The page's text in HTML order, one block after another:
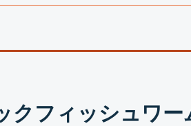
クフィッシュワー